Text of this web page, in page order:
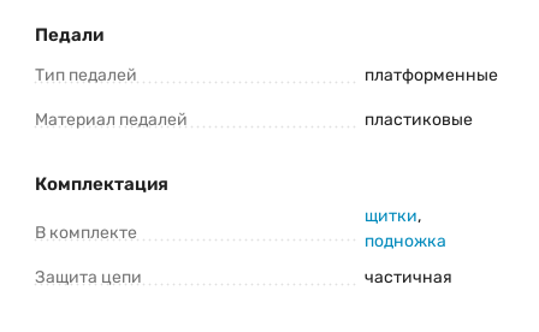
Педали
Тип педалей платформенные
Материал педалей пластиковые
Комплектация
В комплекте
щитки,
подножка
Защита цепи
частичная